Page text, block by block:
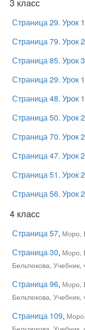
Страница 29. Урок
Страница 79. Урок
Страница 85. Урок
Страница 29. Урок
Страница 48. Урок
Страница 50. Урок
Страница 70. Урок
Страница 47. Урок
Страница 51. Урок
Страница 56. Урок
4 класс
Страница 57, Моро,
Страница 30, Моро,
Бельтюкова, Учебник,
Страница 96, Моро,
Бельтюкова, Учебник,
Страница 109,